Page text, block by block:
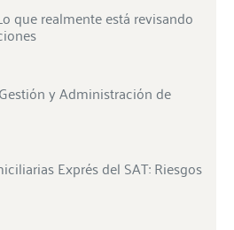
que realmente está revisando
y Administración de
Exprés del SAT: Riesgos